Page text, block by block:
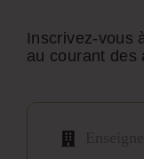
Inscrivez-vous
au courant des